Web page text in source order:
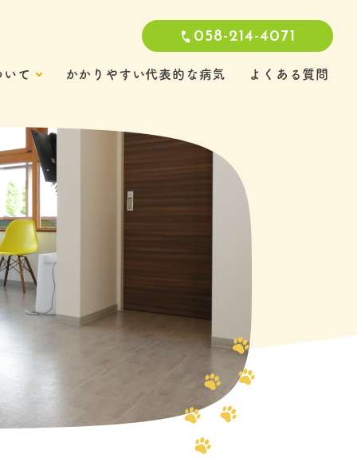
058-214-4071
いて かかりやすい代表的な病気 よくある質問